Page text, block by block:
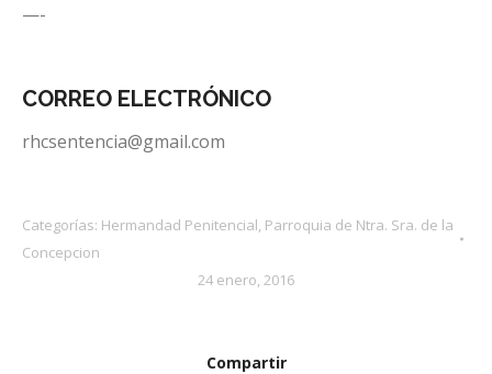
—-
CORREO ELECTRÓNICO
rhcsentencia@gmail.com
Categorías: Hermandad Penitencial, Parroquia de Ntra. Sra. de la
Concepcion
24 enero, 2016
Compartir